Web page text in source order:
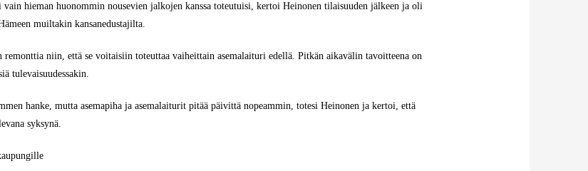
vain hieman huonommin nousevien jalkojen kanssa toteutuisi, kertoi Heinonen tilaisuuden jälkeen ja oli
muiltakin kansanedustajilta.
remonttia niin, että se voitaisiin toteuttaa vaiheittain asemalaituri edellä. Pitkän aikavälin tavoitteena on
tulevaisuudessakin.
hanke, mutta asemapiha ja asemalaiturit pitää päivittä nopeammin, totesi Heinonen ja kertoi, että
syksynä.